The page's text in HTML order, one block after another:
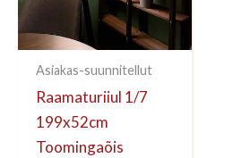
Asiakas-suunnitellut
Raamaturiiul 1/7
199x52cm
Toomingaõis